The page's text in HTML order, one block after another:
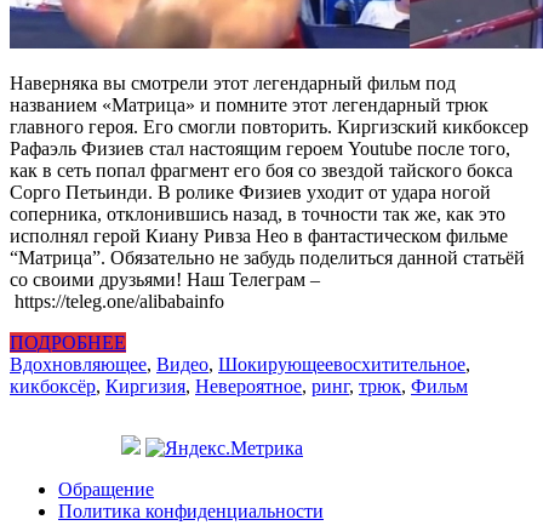
Наверняка вы смотрели этот легендарный фильм под
названием «Матрица» и помните этот легендарный трюк
главного героя. Его смогли повторить. Киргизский кикбоксер
Рафаэль Физиев стал настоящим героем Youtube после того,
как в сеть попал фрагмент его боя со звездой тайского бокса
Сорго Петьинди. В ролике Физиев уходит от удара ногой
соперника, отклонившись назад, в точности так же, как это
исполнял герой Киану Ривза Нео в фантастическом фильме
“Матрица”. Обязательно не забудь поделиться данной статьёй
со своими друзьями! Наш Телеграм –
https://teleg.one/alibabainfo
ПОДРОБНЕЕ
Вдохновляющее, Видео, Шокирующеевосхитительное,
кикбоксёр, Киргизия, Невероятное, ринг, трюк, Фильм
Обращение
Политика конфиденциальности